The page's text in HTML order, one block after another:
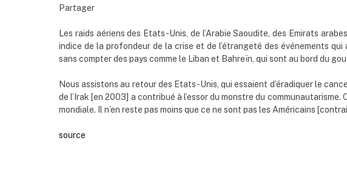
Partager
Les raids aériens des Etats-Unis, de l’Arabie Saoudite, des Emirats
indice de la profondeur de la crise et de l’étrangeté des événements
sans compter des pays comme le Liban et Bahreïn, qui sont au bord du
Nous assistons au retour des Etats-Unis, qui essaient d’éradiquer le
de l’Irak [en 2003] a contribué à l’essor du monstre du
mondiale. Il n’en reste pas moins que ce ne sont pas les Américains
source